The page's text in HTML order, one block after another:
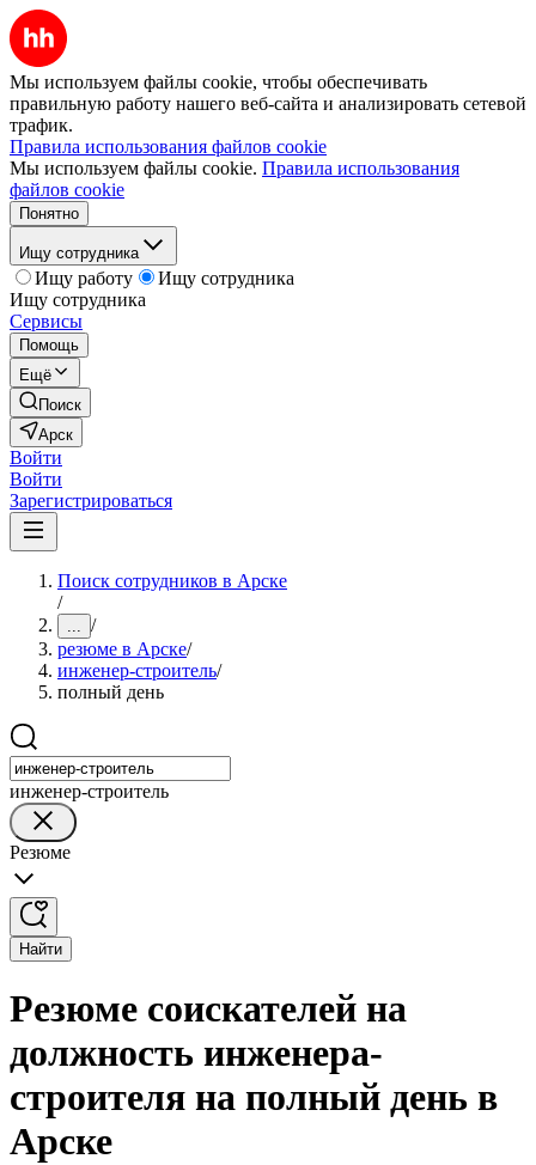
Мы используем файлы cookie, чтобы обеспечивать
правильную работу нашего веб-сайта и анализировать сетевой
трафик.
Правила использования файлов cookie
Мы используем файлы cookie. Правила использования
файлов cookie
Понятно
Ищу сотрудника
Ищу работу
Ищу сотрудника
Ищу сотрудника
Сервисы
Помощь
Ещё
Поиск
Арск
Войти
Войти
Зарегистрироваться
Поиск сотрудников в Арске
/
... /
резюме в Арске/
инженер-строитель/
полный день
инженер-строитель
Резюме
Найти
Резюме соискателей на
должность инженера-
строителя на полный день в
Арске